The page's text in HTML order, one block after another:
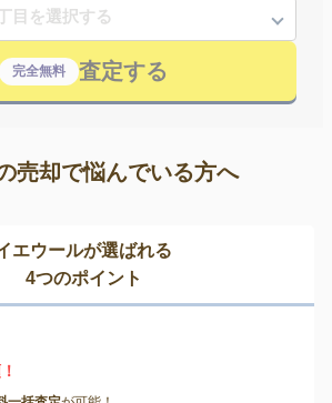
完全無料 査定する
売却で悩んでいる方へ
エウールが選ばれる
4つのポイント